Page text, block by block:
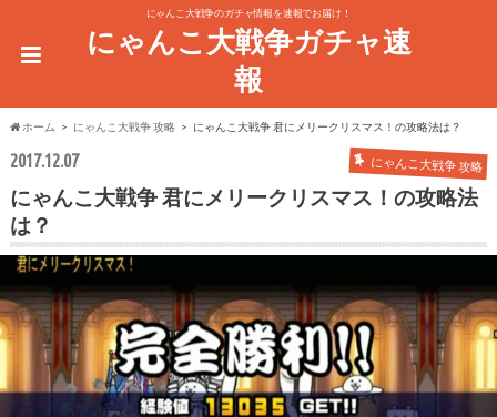
にゃんこ大戦争のガチャ情報を速報でお届け！
にゃんこ大戦争ガチャ速
報
ホーム にゃんこ大戦争 攻略 にゃんこ大戦争 君にメリークリスマス！の攻略法は？
2017.12.07 にゃんこ大戦争 攻略
にゃんこ大戦争 君にメリークリスマス！の攻略法
は？